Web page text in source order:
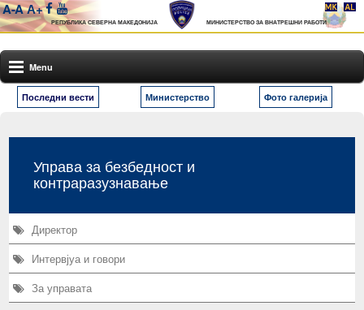
A-AА+
РЕПУБЛИКА СЕВЕРНА МАКЕДОНИЈА МИНИСТЕРСТВО ЗА ВНАТРЕШНИ РАБОТИ
Menu
Последни вести Министерство Фото галерија
Управа за безбедност и
контраразузнавање
Директор
Интервјуа и говори
За управата